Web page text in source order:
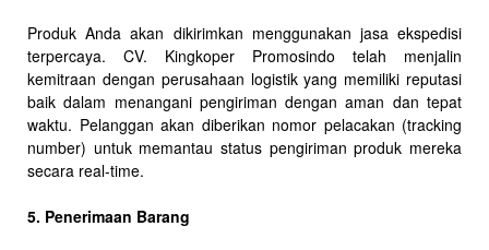
Produk Anda akan dikirimkan menggunakan jasa ekspedisi
terpercaya. CV. Kingkoper Promosindo telah menjalin
kemitraan dengan perusahaan logistik yang memiliki reputasi
baik dalam menangani pengiriman dengan aman dan tepat
waktu. Pelanggan akan diberikan nomor pelacakan (tracking
number) untuk memantau status pengiriman produk mereka
secara real-time.
5. Penerimaan Barang